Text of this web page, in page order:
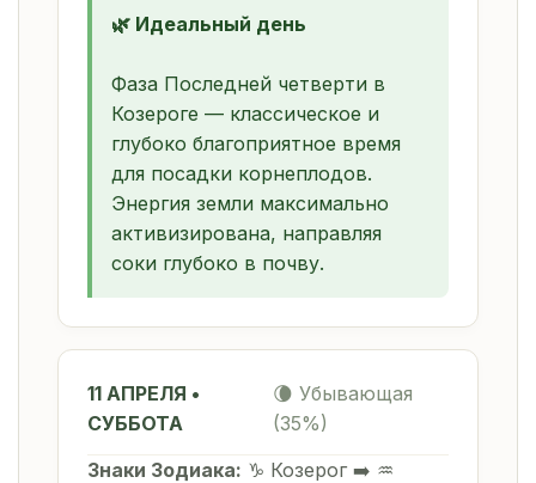
🌿 Идеальный день
Фаза Последней четверти в
Козероге — классическое и
глубоко благоприятное время
для посадки корнеплодов.
Энергия земли максимально
активизирована, направляя
соки глубоко в почву.
11 АПРЕЛЯ •
СУББОТА
🌘 Убывающая
(35%)
Знаки Зодиака: ♑ Козерог ➡️ ♒